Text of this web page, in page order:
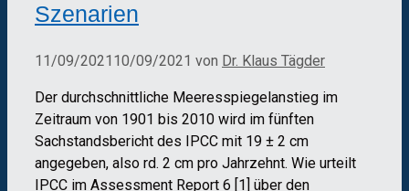
Szenarien
11/09/2021 10/09/2021 von Dr. Klaus Tägder
Der durchschnittliche Meeresspiegelanstieg im
Zeitraum von 1901 bis 2010 wird im fünften
Sachstandsbericht des IPCC mit 19 ± 2 cm
angegeben, also rd. 2 cm pro Jahrzehnt. Wie urteilt
IPCC im Assessment Report 6 [1] über den